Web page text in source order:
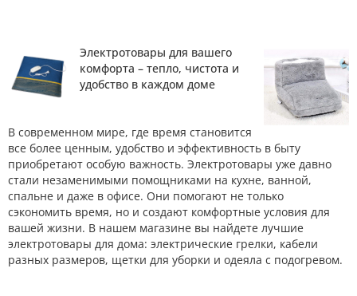
Электротовары для вашего
комфорта – тепло, чистота и
удобство в каждом доме
В современном мире, где время становится
все более ценным, удобство и эффективность в быту
приобретают особую важность. Электротовары уже давно
стали незаменимыми помощниками на кухне, ванной,
спальне и даже в офисе. Они помогают не только
сэкономить время, но и создают комфортные условия для
вашей жизни. В нашем магазине вы найдете лучшие
электротовары для дома: электрические грелки, кабели
разных размеров, щетки для уборки и одеяла с подогревом.